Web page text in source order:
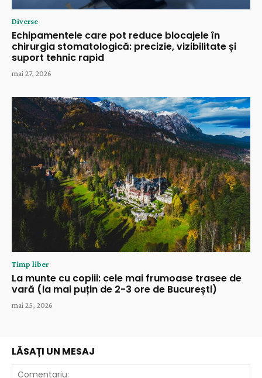
Diverse
Echipamentele care pot reduce blocajele în
chirurgia stomatologică: precizie, vizibilitate și
suport tehnic rapid
mai 27, 2026
Timp liber
La munte cu copiii: cele mai frumoase trasee de
vară (la mai puțin de 2-3 ore de București)
mai 25, 2026
LĂSAȚI UN MESAJ